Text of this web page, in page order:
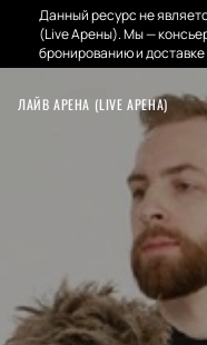
Данный ресурс не
(Live Арены). Мы —
бронированию и
ЛАЙВ АРЕНА (LIVE АРЕНА)